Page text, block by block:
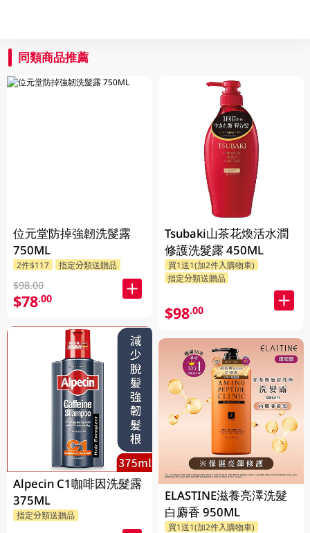
同類商品推薦
位元堂防掉強韌洗髲露
750ML
2件$117 指定分類送贈品
$98.00
$78.00
Alpecin C1咖啡因洗髮露
375ML
指定分類送贈品
Tsubaki山茶花煥活水潤
修護洗髮露 450ML
買1送1(加2件入購物車)
指定分類送贈品
$98.00
ELASTINE滋養亮澤洗髮
白麝香 950ML
買1送1(加2件入購物車)